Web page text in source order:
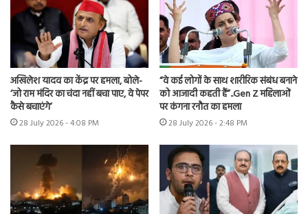
अखिलेश यादव का केंद्र पर हमला, बोले-
‘जो राम मंदिर का चंदा नहीं बचा पाए, वे पेपर
कैसे बचाएंगे’
28 July 2026 - 4:08 PM
“वे कई लोगों के साथ शारीरिक संबंध बनाने
को आजादी कहती हैं”..Gen Z महिलाओं
पर कंगना रनौत का हमला
28 July 2026 - 2:48 PM